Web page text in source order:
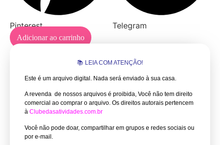
Pinterest Telegram
Adicionar ao carrinho
📚 LEIA COM ATENÇÃO!
Este é um arquivo digital. Nada será enviado à sua casa.
A revenda de nossos arquivos é proibida, Você não tem direito
comercial ao comprar o arquivo. Os direitos autorais pertencem
à Clubedasatividades.com.br
Você não pode doar, compartilhar em grupos e redes sociais ou
por e-mail.